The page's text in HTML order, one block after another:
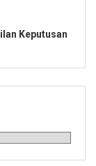
Keputusan